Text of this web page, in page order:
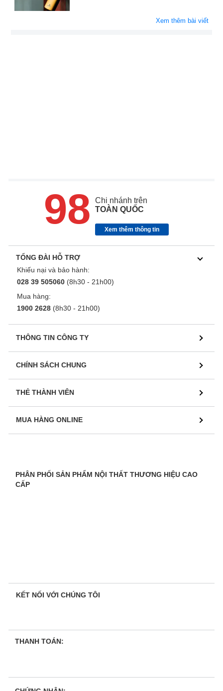
Xem thêm bài viết
98
Chi nhánh trên
TOÀN QUỐC
Xem thêm thông tin
TỔNG ĐÀI HỖ TRỢ
Khiếu nại và bảo hành:
028 39 505060 (8h30 - 21h00)
Mua hàng:
1900 2628 (8h30 - 21h00)
THÔNG TIN CÔNG TY
CHÍNH SÁCH CHUNG
THẺ THÀNH VIÊN
MUA HÀNG ONLINE
PHÂN PHỐI SẢN PHẨM NỘI THẤT THƯƠNG HIỆU CAO
CẤP
KẾT NỐI VỚI CHÚNG TÔI
THANH TOÁN: